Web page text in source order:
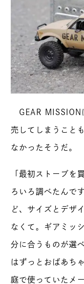
GEAR MISSION
売してしまうこと
なかったそうだ。
「最初ストーブを
ろいろ調べたんで
ど、サイズとデザ
なくて。ギアミッ
分に合うものが選
はずっとおばあち
庭で使っていたメ